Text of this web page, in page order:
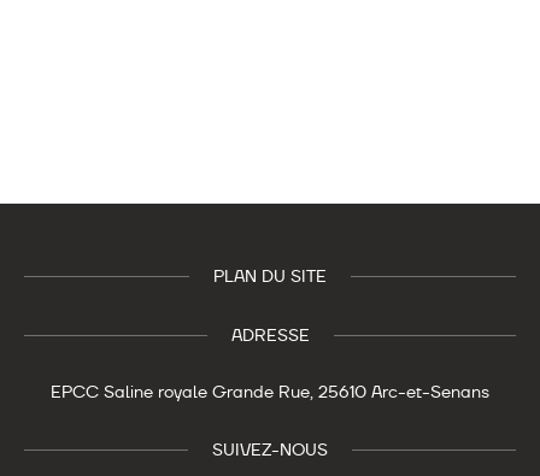
PLAN DU SITE
ADRESSE
EPCC Saline royale Grande Rue, 25610 Arc-et-Senans
SUIVEZ-NOUS